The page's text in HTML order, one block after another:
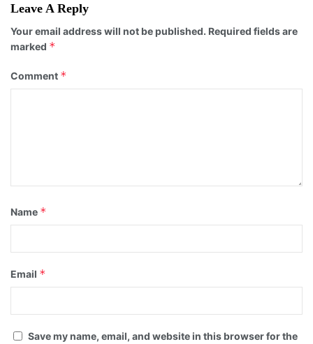
Leave A Reply
Your email address will not be published. Required fields are
marked *
Comment *
Name *
Email *
Save my name, email, and website in this browser for the